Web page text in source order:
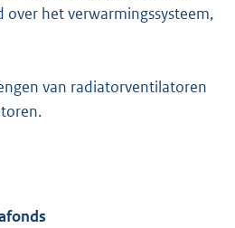
over het verwarmingssysteem,
van radiatorventilatoren